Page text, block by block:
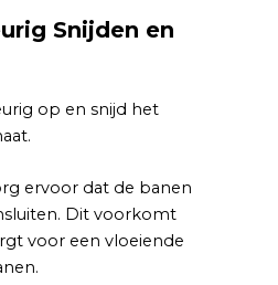
Snijden en
op en snijd het
ervoor dat de banen
Dit voorkomt
voor een vloeiende